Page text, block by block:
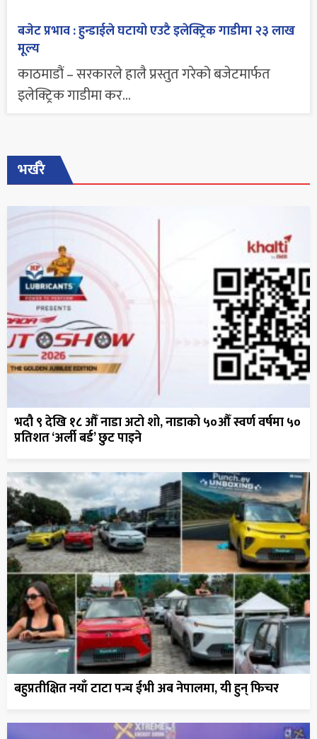
बजेट प्रभाव : हुन्डाईले घटायो एउटै इलेक्ट्रिक गाडीमा २३ लाख
मूल्य
काठमाडौं – सरकारले हालै प्रस्तुत गरेको बजेटमार्फत
इलेक्ट्रिक गाडीमा कर...
भर्खरै
भदौ ९ देखि १८ औँ नाडा अटो शो, नाडाको ५०औँ स्वर्ण वर्षमा ५०
प्रतिशत ‘अर्ली बर्ड’ छुट पाइने
बहुप्रतीक्षित नयाँ टाटा पन्च ईभी अब नेपालमा, यी हुन् फिचर